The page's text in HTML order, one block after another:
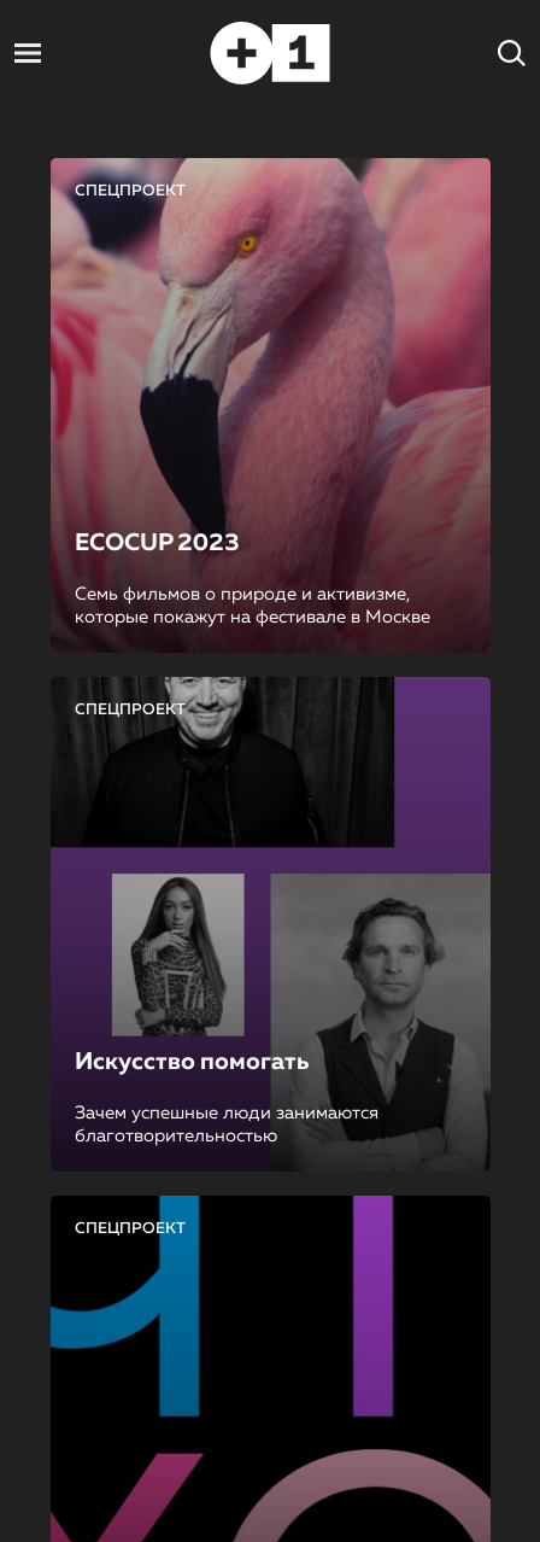
СПЕЦПРОЕКТ
ECOCUP 2023
Семь фильмов о природе и активизме,
которые покажут на фестивале в Москве
СПЕЦПРОЕКТ
Искусство помогать
Зачем успешные люди занимаются
благотворительностью
СПЕЦПРОЕКТ